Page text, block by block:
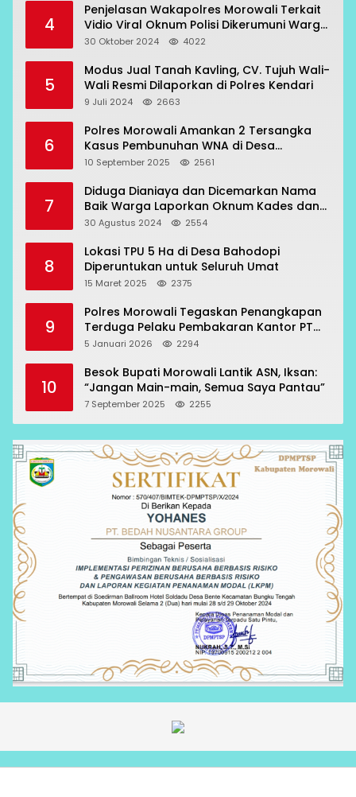
4
Penjelasan Wakapolres Morowali Terkait
Vidio Viral Oknum Polisi Dikerumuni Warga
Bahodopi
30 Oktober 2024 4022
5
Modus Jual Tanah Kavling, CV. Tujuh Wali-
Wali Resmi Dilaporkan di Polres Kendari
9 Juli 2024 2663
6
Polres Morowali Amankan 2 Tersangka
Kasus Pembunuhan WNA di Desa
Topogaro
10 September 2025 2561
7
Diduga Dianiaya dan Dicemarkan Nama
Baik Warga Laporkan Oknum Kades dan
Oknum Polisi
30 Agustus 2024 2554
8
Lokasi TPU 5 Ha di Desa Bahodopi
Diperuntukan untuk Seluruh Umat
15 Maret 2025 2375
9
Polres Morowali Tegaskan Penangkapan
Terduga Pelaku Pembakaran Kantor PT
RCP Sesuai Prosedur
5 Januari 2026 2294
10
Besok Bupati Morowali Lantik ASN, Iksan:
“Jangan Main-main, Semua Saya Pantau”
7 September 2025 2255